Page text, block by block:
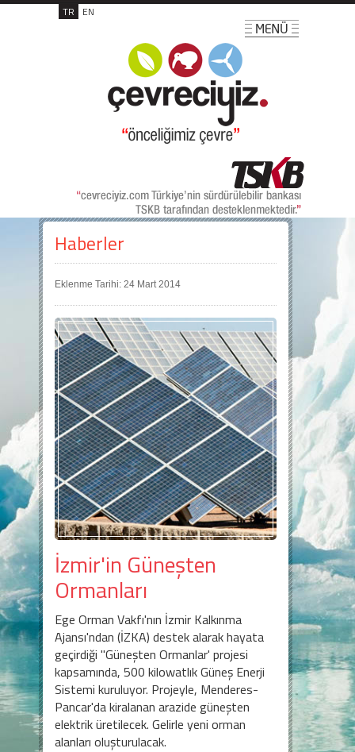
TR EN
Haberler
Eklenme Tarihi: 24 Mart 2014
İzmir'in Güneşten
Ormanları
Ege Orman Vakfı'nın İzmir Kalkınma
Ajansı'ndan (İZKA) destek alarak hayata
geçirdiği "Güneşten Ormanlar' projesi
kapsamında, 500 kilowatlık Güneş Enerji
Sistemi kuruluyor. Projeyle, Menderes-
Pancar'da kiralanan arazide güneşten
elektrik üretilecek. Gelirle yeni orman
alanları oluşturulacak.